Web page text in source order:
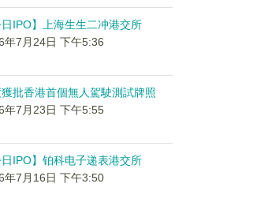
日IPO】上海生生二冲港交所
年7月24日 下午5:36
批香港首個無人駕駛測試牌照
年7月23日 下午5:55
日IPO】铂科电子递表港交所
年7月16日 下午3:50